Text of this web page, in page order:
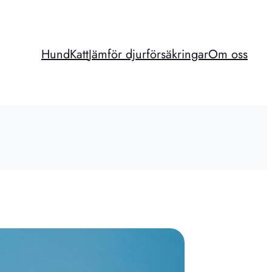
HundKattJämför djurförsäkringarOm oss